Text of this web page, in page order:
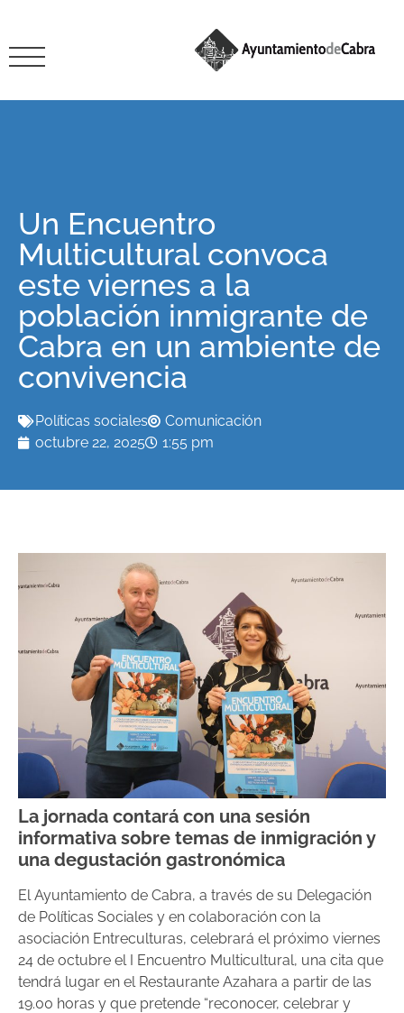
Un Encuentro
Multicultural convoca
este viernes a la
población inmigrante de
Cabra en un ambiente de
convivencia
Políticas sociales
Comunicación
octubre 22, 2025
1:55 pm
La jornada contará con una sesión
informativa sobre temas de inmigración y
una degustación gastronómica
El Ayuntamiento de Cabra, a través de su Delegación
de Políticas Sociales y en colaboración con la
asociación Entreculturas, celebrará el próximo viernes
24 de octubre el I Encuentro Multicultural, una cita que
tendrá lugar en el Restaurante Azahara a partir de las
19.00 horas y que pretende “reconocer, celebrar y